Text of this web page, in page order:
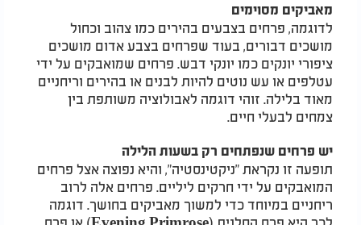
מאביקים מסוימים
לדוגמה, פרחים בצבעים בהירים כמו צהוב וכחול
מושכים דבורים, בעוד שפרחים בצבע אדום מושכים
ציפורי יונקים כמו יונקי דבש. פרחים שמואבקים על ידי
עטלפים או עש נוטים להיות לבנים או בהירים וריחניים
מאוד בלילה. זוהי דוגמה לאבולוציה משותפת בין
צמחים לבעלי חיים.
יש פרחים שנפתחים רק בשעות הלילה
תופעה זו נקראת "ניקטינסטיה", והיא נפוצה אצל פרחים
המואבקים על ידי חרקים ליליים. פרחים אלה לרוב
ריחניים במיוחד כדי למשוך מאביקים בחושך. דוגמה